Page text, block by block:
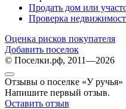
Продать дом или
Проверка
Оценка рисков покупателя
Добавить поселок
© Поселки.рф, 2011—2026
Отзывы о поселке «У ручья»
Напишите первый отзыв.
Оставить отзыв